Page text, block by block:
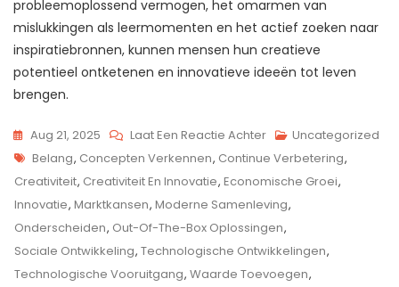
probleemoplossend vermogen, het omarmen van
mislukkingen als leermomenten en het actief zoeken naar
inspiratiebronnen, kunnen mensen hun creatieve
potentieel ontketenen en innovatieve ideeën tot leven
brengen.
Aug 21, 2025 Laat Een Reactie AchterOp
De
Kracht
Van
Creativiteit
En
Innovatie:
Uncategorized
Tags
Belang, Concepten Verkennen, Continue Verbetering,
Creativiteit, Creativiteit En Innovatie, Economische Groei,
Innovatie, Marktkansen, Moderne Samenleving,
Onderscheiden, Out-Of-The-Box Oplossingen,
Sociale Ontwikkeling, Technologische Ontwikkelingen,
Technologische Vooruitgang, Waarde Toevoegen,